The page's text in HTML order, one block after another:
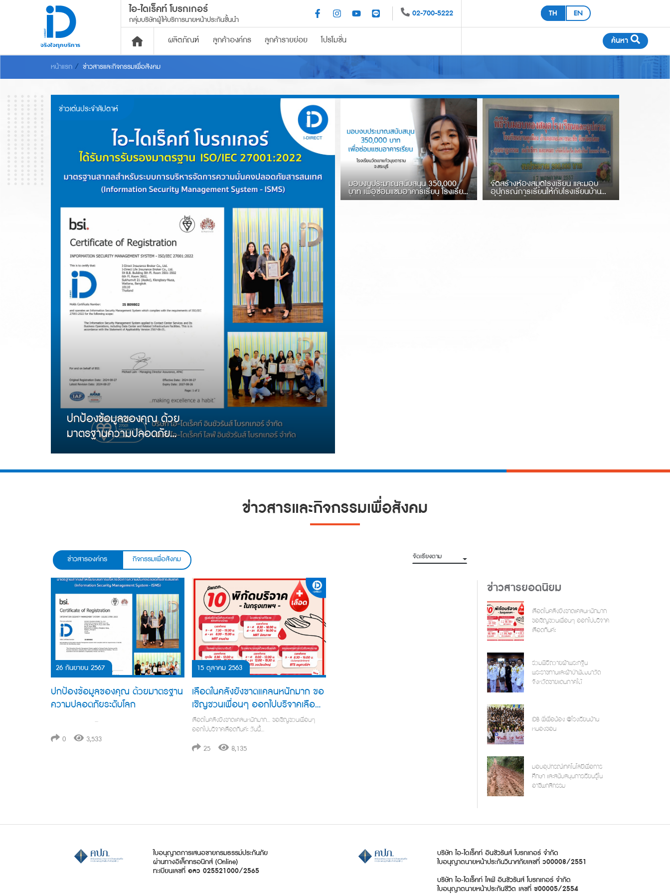
จริงใจทุกบริการ
ไอ-ไดเร็คท์ โบรกเกอร์
กลุ่มบริษัทผู้ให้บริการนายหน้าประกันชั้นนำ
02-700-5222 TH EN
ผลิตภัณฑ์
PA159 (ไมโครอินชัวรันส์)
อุ่นใจ หายห่วง
ประกันภัยโรคมะเร็ง
ลูกค้าองค์กร ลูกค้ารายย่อย โปรโมชั่น ค้นหา
หน้าแรก ข่าวสารและกิจกรรมเพื่อสังคม
ปกป้องข้อมูลของคุณ ด้วย
มาตรฐานความปลอดภัย
​มอบงบประมาณสนับสนุน 350,000
บาท เพื่อซ่อมแซมอาคารเรียน โรงเรียน
วัดเขาแก้วมุขดาราม จ.สระบุรี
จัดสร้างห้องสมุดโรงเรียน และมอบ
อุปกรณ์การเรียนให้กับโรงเรียนบ้าน
คูเมือง จ.ยโสธร
ข่าวสารและกิจกรรมเพื่อสังคม
ข่าวสารองค์กร กิจกรรมเพื่อสังคม จัดเรียงตาม
26 กันยายน 2567
ปกป้องข้อมูลของคุณ ด้วยมาตรฐาน
ความปลอดภัยระดับโลก
…
0
3,533
15 ตุลาคม 2563
เลือดในคลังยังขาดแคลนหนักมาก ขอ
เชิญชวนเพื่อนๆ ออกไปบริจาคเลือด
กันค่ะ
เลือดในคลังยังขาดแคลนหนักมาก… ขอเชิญชวนเพื่อนๆ
ออกไปบริจาคเลือดกันค่ะ วันนี้…
25
8,135
ข่าวสารยอดนิยม
เลือดในคลังยังขาดแคลนหนักมาก
ขอเชิญชวนเพื่อนๆ ออกไปบริจาค
เลือดกันค่ะ
ร่วมพิธีถวายผ้าพระกฐิน
พระราชทานและผ้าป่าพัฒนาวัด
จังหวัดชายแดนภาคใต้
IDB พี่เพื่อน้อง @โรงเรียนบ้าน
หนองขอน
มอบอุปกรณ์เทคโนโลยีเพื่อการ
ศึกษา และสนับสนุนการเรียนรู้ใน
อาชีพกสิกรรม
ใบอนุญาตการเสนอขายกรมธรรม์ประกันภัย
ผ่านทางอิเล็กทรอนิกส์ (Online)
ทะเบียนเลขที่ อลว 025521000/2565
บริษัท ไอ-ไดเร็คท์ อินชัวรันส์ โบรกเกอร์ จำกัด
ใบอนุญาตนายหน้าประกันวินาศภัยเลขที่ ว00008/2551
บริษัท ไอ-ไดเร็คท์ ไลฟ์ อินชัวรันส์ โบรกเกอร์ จำกัด
ใบอนุญาตนายหน้าประกันชีวิต เลขที่ ช00005/2554